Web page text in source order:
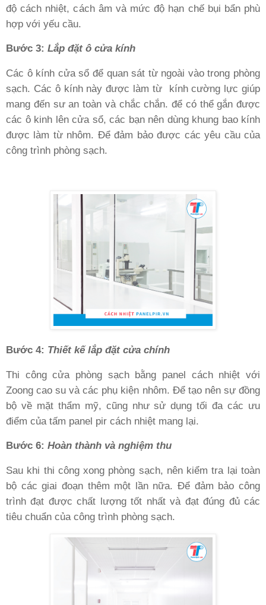
độ cách nhiệt, cách âm và mức độ hạn chế bụi bẩn phù
hợp với yếu cầu.
Bước 3: Lắp đặt ô cửa kính
Các ô kính cửa sổ để quan sát từ ngoài vào trong phòng
sạch. Các ô kính này được làm từ
kính cường lực giúp
mang đến sư an toàn và chắc chắn. để có thể gắn được
các ô kinh lên cửa sổ, các bạn nên dùng khung bao kính
được làm từ nhôm. Để đảm bảo được các yêu cầu của
công trình phòng sạch.
Bước 4: Thiết kế lắp đặt cửa chính
Thi công cửa phòng sạch bằng panel cách nhiệt với
Zoong cao su và các phụ kiện nhôm. Để tạo nên sự đồng
bộ về mặt thẩm mỹ, cũng như sử dụng tối đa các ưu
điểm của tấm panel pir cách nhiệt mang lại.
Bước 6: Hoàn thành và nghiệm thu
Sau khi thi công xong phòng sạch, nên kiểm tra lại toàn
bộ các giai đoạn thêm một lần nữa. Để đảm bảo công
trình đạt được chất lượng tốt nhất và đạt đúng đủ các
tiêu chuẩn của công trình phòng sạch.